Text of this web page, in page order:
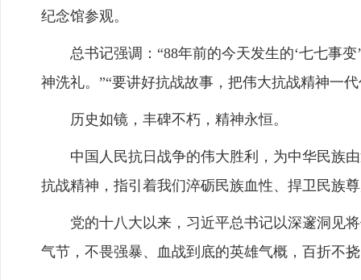
纪念馆参观。
总书记强调：“88年前的今天发生的‘七七事变
神洗礼。”“要讲好抗战故事，把伟大抗战精神一
历史如镜，丰碑不朽，精神永恒。
中国人民抗日战争的伟大胜利，为中华民族由
抗战精神，指引着我们淬砺民族血性、捍卫民族
党的十八大以来，习近平总书记以深邃洞见将
气节，不畏强暴、血战到底的英雄气概，百折不